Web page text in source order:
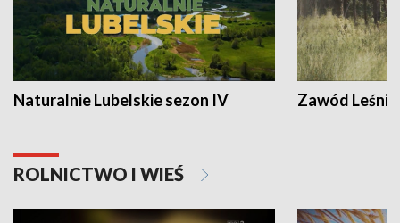
Naturalnie Lubelskie sezon IV Zawód Leśnik
ROLNICTWO I WIEŚ